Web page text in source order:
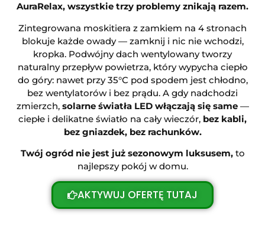
AuraRelax, wszystkie trzy problemy znikają razem.
Zintegrowana moskitiera z zamkiem na 4 stronach
blokuje każde owady — zamknij i nic nie wchodzi,
kropka. Podwójny dach wentylowany tworzy
naturalny przepływ powietrza, który wypycha ciepło
do góry: nawet przy 35°C pod spodem jest chłodno,
bez wentylatorów i bez prądu. A gdy nadchodzi
zmierzch, solarne światła LED włączają się same—
ciepłe i delikatne światło na cały wieczór, bez kabli,
bez gniazdek, bez rachunków.
Twój ogród nie jest już sezonowym luksusem,to
najlepszy pokój w domu.
AKTYWUJ OFERTĘ TUTAJ